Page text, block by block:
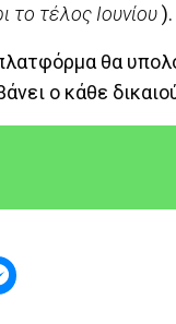
το τέλος Ιουνίου).
θα
ο κάθε